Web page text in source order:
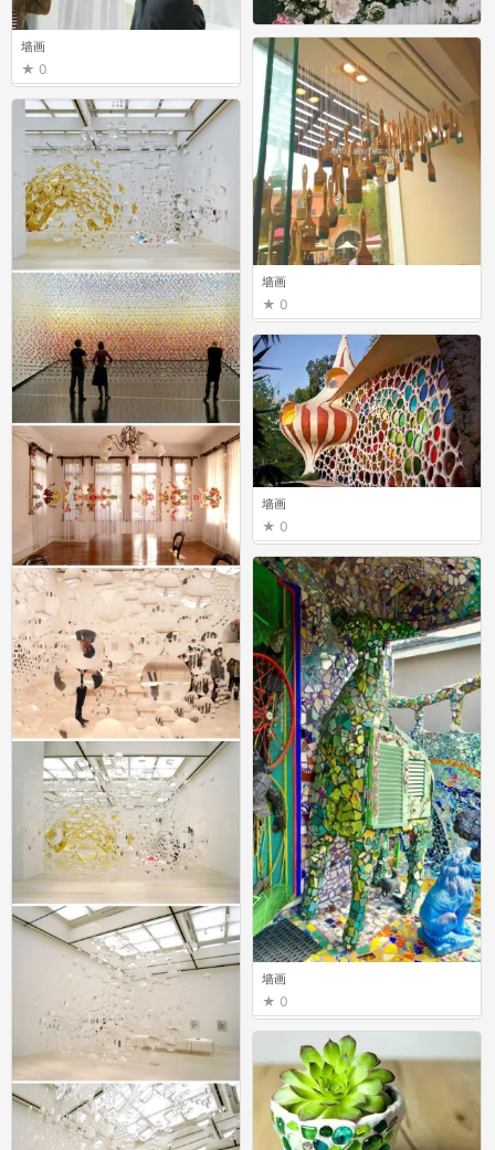
墙画
0
泰禾红树林画室
0
墙画
0
墙画
0
墙画
0